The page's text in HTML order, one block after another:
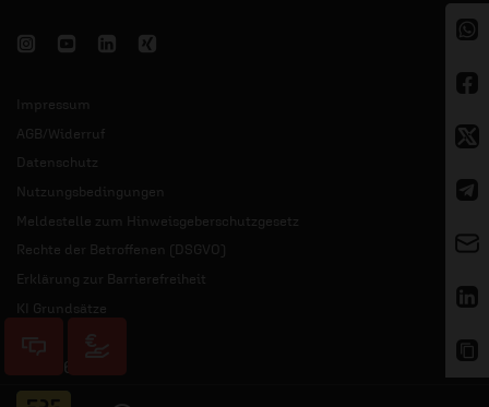
Impressum
AGB/Widerruf
Datenschutz
Nutzungsbedingungen
Meldestelle zum Hinweisgeberschutzgesetz
Rechte der Betroffenen (DSGVO)
Erklärung zur Barrierefreiheit
KI Grundsätze
© 2026 ERF